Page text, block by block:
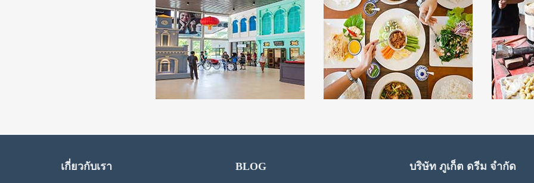
เกี่ยวกับเรา BLOG บริษัท ภูเก็ต ดรีม จำกัด